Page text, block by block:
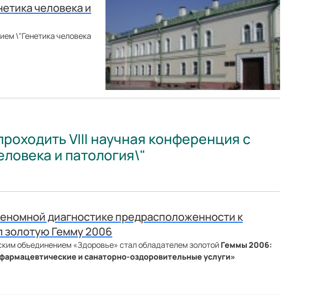
человека и
\"Генетика человека
VIII научная конференция с
и патология\"
диагностике предрасположенности к
золотую Гемму 2006
объединением «Здоровье» стал обладателем золотой Геммы 2006:
и санаторно-оздоровительные услуги»